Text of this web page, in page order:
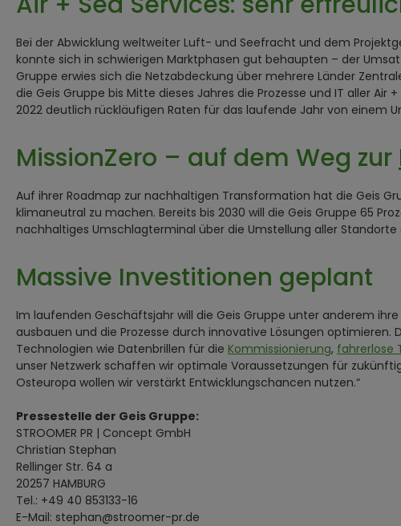
Bei der Abwicklung weltweiter Luft- und Seefracht und dem
konnte sich in schwierigen Marktphasen gut behaupten – der
Gruppe erwies sich die Netzabdeckung über mehrere Länder
die Geis Gruppe bis Mitte dieses Jahres die Prozesse und IT aller
2022 deutlich rückläufigen Raten für das laufende Jahr von einem
MissionZero – auf dem Weg zur
Auf ihrer Roadmap zur nachhaltigen Transformation hat die Geis
klimaneutral zu machen. Bereits bis 2030 will die Geis Gruppe 65
nachhaltiges Umschlagterminal über die Umstellung aller
Massive Investitionen geplant
Im laufenden Geschäftsjahr will die Geis Gruppe unter anderem
ausbauen und die Prozesse durch innovative Lösungen
Technologien wie Datenbrillen für die Kommissionierung, fahrerlose
unser Netzwerk schaffen wir optimale Voraussetzungen für
Osteuropa wollen wir verstärkt Entwicklungschancen nutzen.“
Pressestelle der Geis Gruppe:
STROOMER PR | Concept GmbH
Christian Stephan
Rellinger Str. 64 a
20257 HAMBURG
Tel.: +49 40 853133-16
E-Mail: stephan@stroomer-pr.de